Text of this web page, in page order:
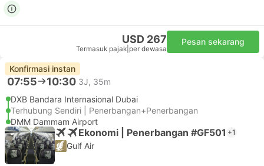
USD 267
Termasuk pajak per dewasa
Pesan sekarang
Konfirmasi instan
07:55 10:30 3J, 35m
DXB Bandara Internasional Dubai
Terhubung Sendiri | Penerbangan+Penerbangan
DMM Dammam Airport
Ekonomi | Penerbangan #GF501 +1
Gulf Air